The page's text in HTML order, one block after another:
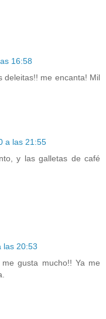
16:58
deleitas!! me encanta! Mil
a las 21:55
y las galletas de café
las 20:53
gusta mucho!! Ya me